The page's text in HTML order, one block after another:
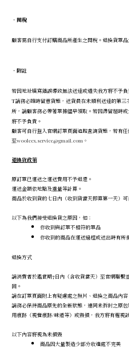
． 關稅
顧客需自行支付訂購商品所產生之關稅。退換貨單品
． 附註
若因地址填寫錯誤導致無法送達或遺失我方將不予負
T請務必隨時留意貨態，送貨員在未順利送達的第
所，請顧客務必帶著單據儘早領取。若因滯留超時
將不予負責。
顧客可自行登入官網訂單頁面追蹤查詢貨態，若有
至wooleex.service@gmail.com。
退換貨政策
原訂單已運送之運送費用不予退還。
運送金額依地點及重量等計算。
商品於收到貨的七日內（收到貨當天即算第一天）
以下為我們接受退換貨之原因，如：
你收到與訂單不相符的單品
你收到的商品在運送過程或送出時有所
退換方式
請消費者於鑑賞期7日內（含收貨當天）至官網聯繫
回。
請在訂單頁面附上有疑慮處之照片、退換之商品內容
請務必保持商品原先的全新狀態，連同未拆封之原
用痕跡（視覺痕跡/味道等）或毀損，我方將有權視
以下內容將視為未損毀
商品因大量製造少部分收邊處不完美